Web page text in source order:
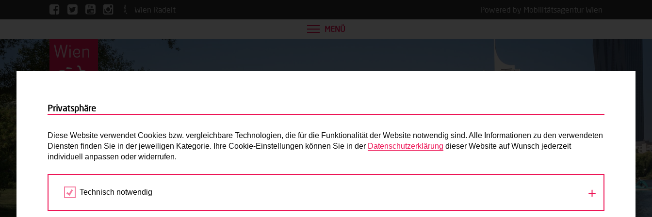
Wien Radelt Powered by Mobilitätsagentur Wien
MENÜ
Presse
Privatsphäre
Diese Website verwendet Cookies bzw. vergleichbare Technologien, die für die Funktionalität der Website notwendig sind. Alle Informationen zu den verwendeten
Diensten finden Sie in der jeweiligen Kategorie. Ihre Cookie-Einstellungen können Sie in der Datenschutzerklärung dieser Website auf Wunsch jederzeit
individuell anpassen oder widerrufen.
Technisch notwendig